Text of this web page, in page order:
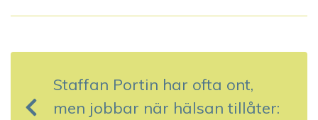
n
Staffan Portin har ofta ont,
men jobbar när hälsan tillåter: